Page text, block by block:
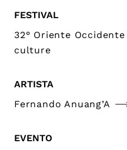
FESTIVAL
32° Oriente
culture
ARTISTA
Fernando Anuang’A
EVENTO